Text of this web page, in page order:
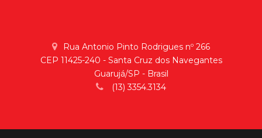
Rua Antonio Pinto Rodrigues nº 266
CEP 11425-240 - Santa Cruz dos Navegantes
Guarujá/SP - Brasil
(13) 3354.3134